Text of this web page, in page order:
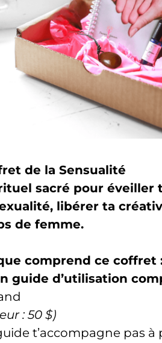
de la Sensualité
sacré pour éveiller
libérer ta
de femme.
comprend ce coffret
guide d’utilisation
: 50 $)
t’accompagne pas à